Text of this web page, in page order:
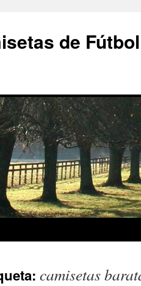
de
camisetas